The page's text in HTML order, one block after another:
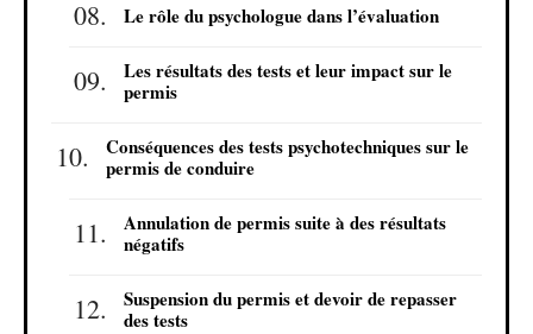
Le rôle du psychologue dans l’évaluation
Les résultats des tests et leur impact sur le
permis
Conséquences des tests psychotechniques sur le
permis de conduire
Annulation de permis suite à des résultats
négatifs
Suspension du permis et devoir de repasser
des tests